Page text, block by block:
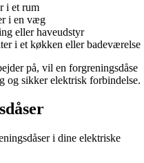
i et rum
i en væg
eller haveudstyr
i et køkken eller badeværelse
på, vil en forgreningsdåse
og sikker elektrisk forbindelse.
i dine elektriske